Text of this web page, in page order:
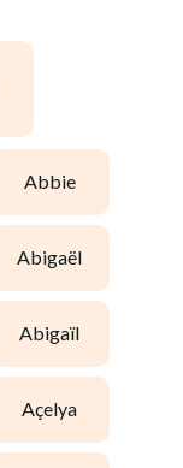
abbie
abigaël
abigaïl
açelya